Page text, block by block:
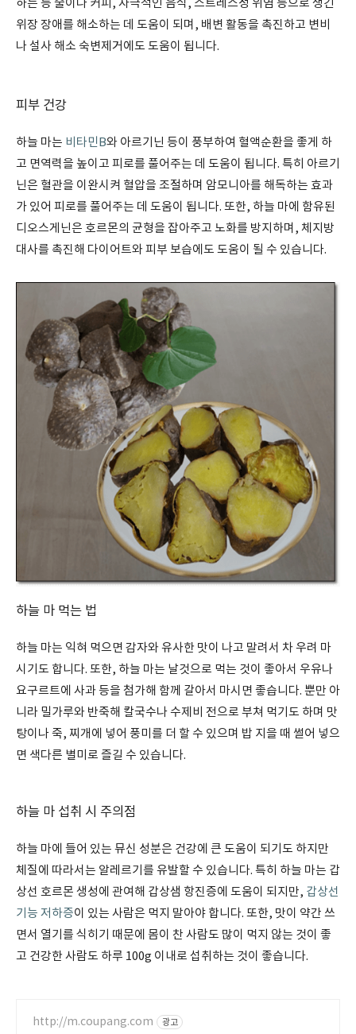
하는 등 술이나 커피, 자극적인 음식, 스트레스성 위염 등으로 생긴
위장 장애를 해소하는 데 도움이 되며, 배변 활동을 촉진하고 변비
나 설사 해소 숙변제거에도 도움이 됩니다.
피부 건강
하늘 마는 비타민B와 아르기닌 등이 풍부하여 혈액순환을 좋게 하
고 면역력을 높이고 피로를 풀어주는 데 도움이 됩니다. 특히 아르기
닌은 혈관을 이완시켜 혈압을 조절하며 암모니아를 해독하는 효과
가 있어 피로를 풀어주는 데 도움이 됩니다. 또한, 하늘 마에 함유된
디오스게닌은 호르몬의 균형을 잡아주고 노화를 방지하며, 체지방
대사를 촉진해 다이어트와 피부 보습에도 도움이 될 수 있습니다.
하늘 마 먹는 법
하늘 마는 익혀 먹으면 감자와 유사한 맛이 나고 말려서 차 우려 마
시기도 합니다. 또한, 하늘 마는 날것으로 먹는 것이 좋아서 우유나
요구르트에 사과 등을 첨가해 함께 갈아서 마시면 좋습니다. 뿐만 아
니라 밀가루와 반죽해 칼국수나 수제비 전으로 부쳐 먹기도 하며 맛
탕이나 죽, 찌개에 넣어 풍미를 더 할 수 있으며 밥 지을 때 썰어 넣으
면 색다른 별미로 즐길 수 있습니다.
하늘 마 섭취 시 주의점
하늘 마에 들어 있는 뮤신 성분은 건강에 큰 도움이 되기도 하지만
체질에 따라서는 알레르기를 유발할 수 있습니다. 특히 하늘 마는 갑
상선 호르몬 생성에 관여해 갑상샘 항진증에 도움이 되지만, 갑상선
기능 저하증이 있는 사람은 먹지 말아야 합니다. 또한, 맛이 약간 쓰
면서 열기를 식히기 때문에 몸이 찬 사람도 많이 먹지 않는 것이 좋
고 건강한 사람도 하루 100g 이내로 섭취하는 것이 좋습니다.
http://m.coupang.com 광고